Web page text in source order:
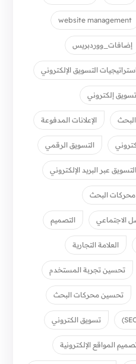
website management
إضافات_ووردبريس
التسويق الإلكتروني
إلكتروني
الإعلانات المدفوعة
التسويق الرقمي
التسويق عبر البريد الإلكتروني
محركات البحث
الاجتماعي التصميم
العلامة التجارية
تحسين تجربة المستخدم
تحسين محركات البحث
تسويق الكتروني
المواقع الإلكترونية